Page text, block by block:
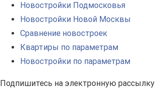
Новостройки Подмосковья
Новостройки Новой Москвы
Сравнение новостроек
Квартиры по параметрам
Новостройки по параметрам
Подпишитесь на электронную рассылку